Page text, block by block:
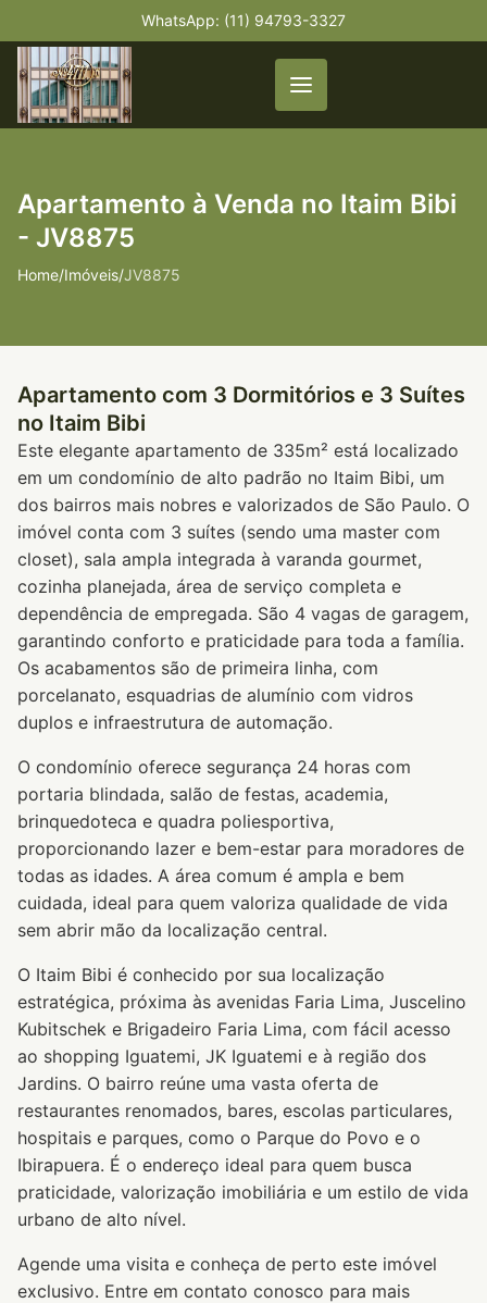
WhatsApp: (11) 94793-3327
Apartamento à Venda no Itaim Bibi
- JV8875
Home/Imóveis/JV8875
Apartamento com 3 Dormitórios e 3 Suítes
no Itaim Bibi
Este elegante apartamento de 335m² está localizado
em um condomínio de alto padrão no Itaim Bibi, um
dos bairros mais nobres e valorizados de São Paulo. O
imóvel conta com 3 suítes (sendo uma master com
closet), sala ampla integrada à varanda gourmet,
cozinha planejada, área de serviço completa e
dependência de empregada. São 4 vagas de garagem,
garantindo conforto e praticidade para toda a família.
Os acabamentos são de primeira linha, com
porcelanato, esquadrias de alumínio com vidros
duplos e infraestrutura de automação.
O condomínio oferece segurança 24 horas com
portaria blindada, salão de festas, academia,
brinquedoteca e quadra poliesportiva,
proporcionando lazer e bem-estar para moradores de
todas as idades. A área comum é ampla e bem
cuidada, ideal para quem valoriza qualidade de vida
sem abrir mão da localização central.
O Itaim Bibi é conhecido por sua localização
estratégica, próxima às avenidas Faria Lima, Juscelino
Kubitschek e Brigadeiro Faria Lima, com fácil acesso
ao shopping Iguatemi, JK Iguatemi e à região dos
Jardins. O bairro reúne uma vasta oferta de
restaurantes renomados, bares, escolas particulares,
hospitais e parques, como o Parque do Povo e o
Ibirapuera. É o endereço ideal para quem busca
praticidade, valorização imobiliária e um estilo de vida
urbano de alto nível.
Agende uma visita e conheça de perto este imóvel
exclusivo. Entre em contato conosco para mais